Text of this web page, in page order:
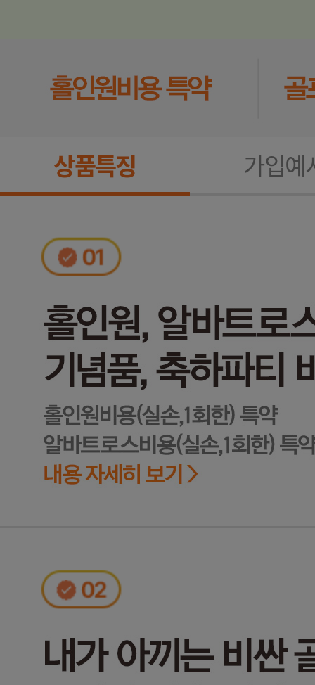
상품특징 가입예